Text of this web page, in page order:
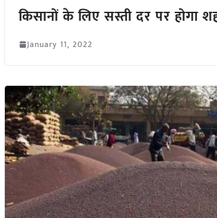
किसानों के लिए सस्ती दर पर होगा
January 11, 2022